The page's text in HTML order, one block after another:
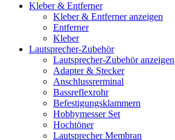
Kleber & Entferner
Kleber & Entferner anzeigen
Entferner
Kleber
Lautsprecher-Zubehör
Lautsprecher-Zubehör anzeigen
Adapter & Stecker
Anschlussrerminal
Bassreflexrohr
Befestigungsklammern
Hobbymesser Set
Hochtöner
Lautsprecher Membran